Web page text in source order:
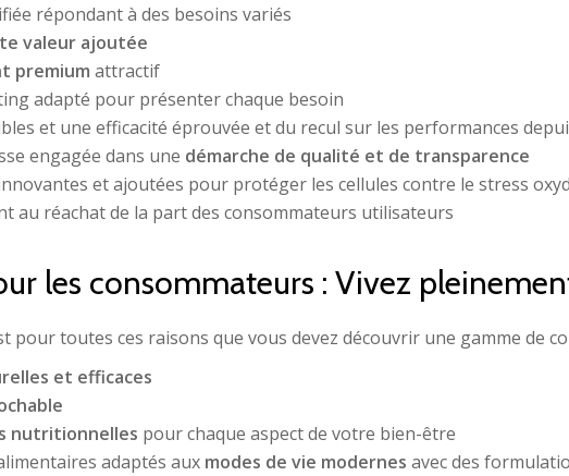
répondant à des besoins variés
valeur ajoutée
premium attractif
adapté pour présenter chaque besoin
et une efficacité éprouvée et du recul sur les performances
engagée dans une démarche de qualité et de transparence
et ajoutées pour protéger les cellules contre le stress
au réachat de la part des consommateurs utilisateurs
les consommateurs : Vivez
pour toutes ces raisons que vous devez découvrir une gamme de
et efficaces
nutritionnelles pour chaque aspect de votre bien-être
adaptés aux modes de vie modernes avec des